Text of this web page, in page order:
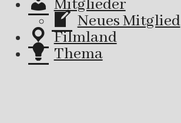
Mitglieder
Neues Mitglied
Filmland
Thema